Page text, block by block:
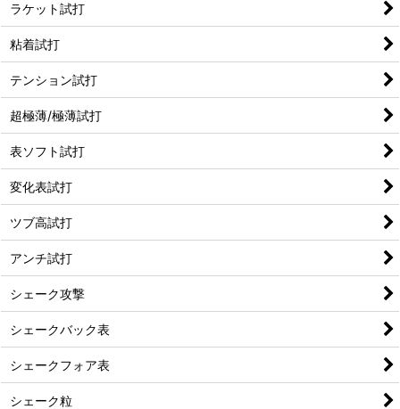
ラケット試打
粘着試打
テンション試打
超極薄/極薄試打
表ソフト試打
変化表試打
ツブ高試打
アンチ試打
シェーク攻撃
シェークバック表
シェークフォア表
シェーク粒